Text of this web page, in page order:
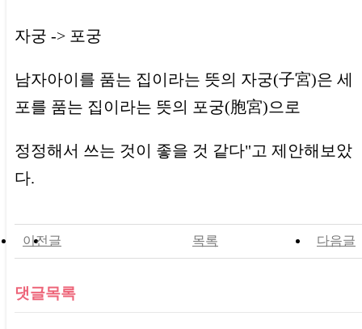
자궁 -> 포궁
남자아이를 품는 집이라는 뜻의 자궁(子宮)은 세
포를 품는 집이라는 뜻의 포궁(胞宮)으로
정정해서 쓰는 것이 좋을 것 같다"고 제안해보았
다.
이전글 다음글
목록
댓글목록